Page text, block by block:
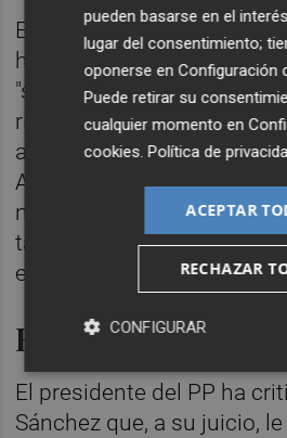
Eso sí, ha reconocido que
habría solicitado esa
"sin duda". "En el momento
riesgo de reventar la presa
aquel momento, la
Ambiente ya debió de
nacional. En ese
tarde del martes, ya se
emergencia nacional", ha
Errores
El presidente del PP ha
Sánchez que, a su juicio,
pueden basarse en el
lugar del consentimiento;
oponerse enConfiguración
Puede retirar su
cualquier momento en
cookies.Política de
ACEPTAR
RECHAZAR
CONFIGURAR